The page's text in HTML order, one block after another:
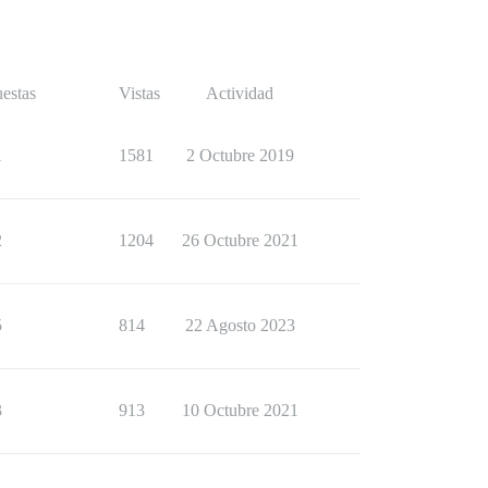
Vistas Actividad
1581 2 Octubre 2019
1204 26 Octubre 2021
814 22 Agosto 2023
913 10 Octubre 2021